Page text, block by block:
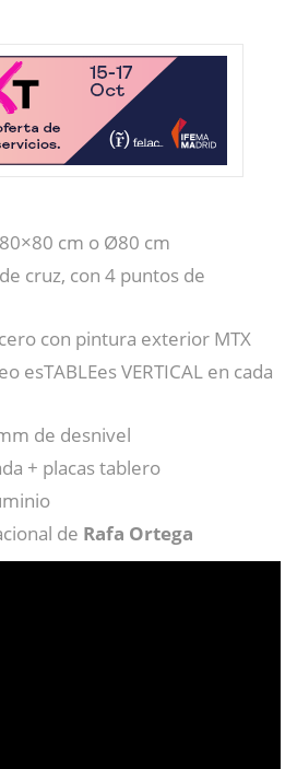
cm o Ø80 cm
cruz, con 4 puntos de
con pintura exterior MTX
esTABLEes VERTICAL en cada
de desnivel
+ placas tablero
de Rafa Ortega